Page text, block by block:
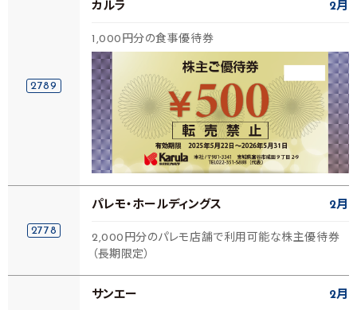
2789
カルラ 2月
1,000円分の食事優待券
2778
パレモ・ホールディングス 2月
2,000円分のパレモ店舗で利用可能な株主優待券
（長期限定）
サンエー 2月